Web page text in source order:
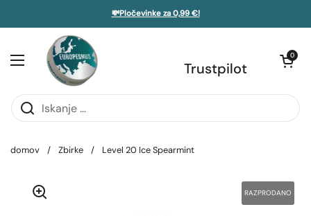
💸Pločevinke za 0,99 €!
Trustpilot
Odprite meni Odpri0
stransko vrstico
domov / Zbirke / Level 20 Ice Spearmint
RAZPRODANO